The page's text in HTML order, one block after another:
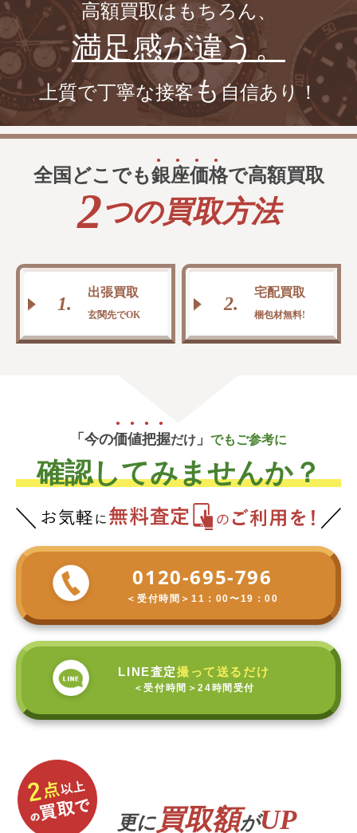
高額買取はもちろん、
満足感が違う。
上質で丁寧な接客も自信あり！
全国どこでも銀座価格で高額買取
2つの買取方法
1.
出張買取
玄関先でOK
2.
宅配買取
梱包材無料!
「今の価値把握だけ 」 でもご参考に
確認してみませんか？
0120-695-796
＜受付時間＞ 11：00〜19：00
LINE査定撮って送るだけ
＜受付時間＞24時間受付
更に買取額がUP